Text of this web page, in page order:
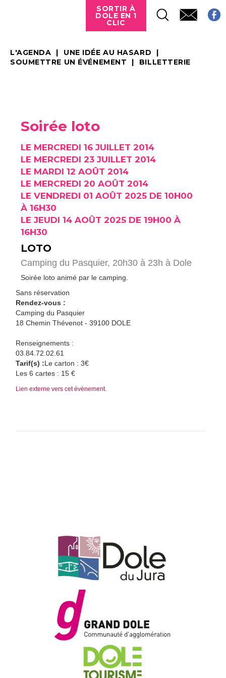
SORTIR À
DOLE EN 1
CLIC
L'AGENDA
UNE IDÉE AU HASARD
SOUMETTRE UN ÉVÉNEMENT
BILLETTERIE
Soirée loto
LE MERCREDI 16 JUILLET 2014
LE MERCREDI 23 JUILLET 2014
LE MARDI 12 AOÛT 2014
LE MERCREDI 20 AOÛT 2014
LE VENDREDI 01 AOÛT 2025 DE 10H00
À 16H30
LE JEUDI 14 AOÛT 2025 DE 19H00 À
16H30
LOTO
Camping du Pasquier, 20h30 à 23h à Dole
Soirée loto animé par le camping.
Sans réservation
Rendez-vous :
Camping du Pasquier
18 Chemin Thévenot - 39100 DOLE
Renseignements :
03.84.72.02.61
Tarif(s) :Le carton : 3€
Les 6 cartes : 15 €
Lien externe vers cet évènement.